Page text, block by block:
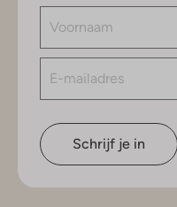
Schrijf je in